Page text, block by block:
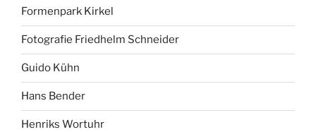
Formenpark Kirkel
Fotografie Friedhelm Schneider
Guido Kühn
Hans Bender
Henriks Wortuhr